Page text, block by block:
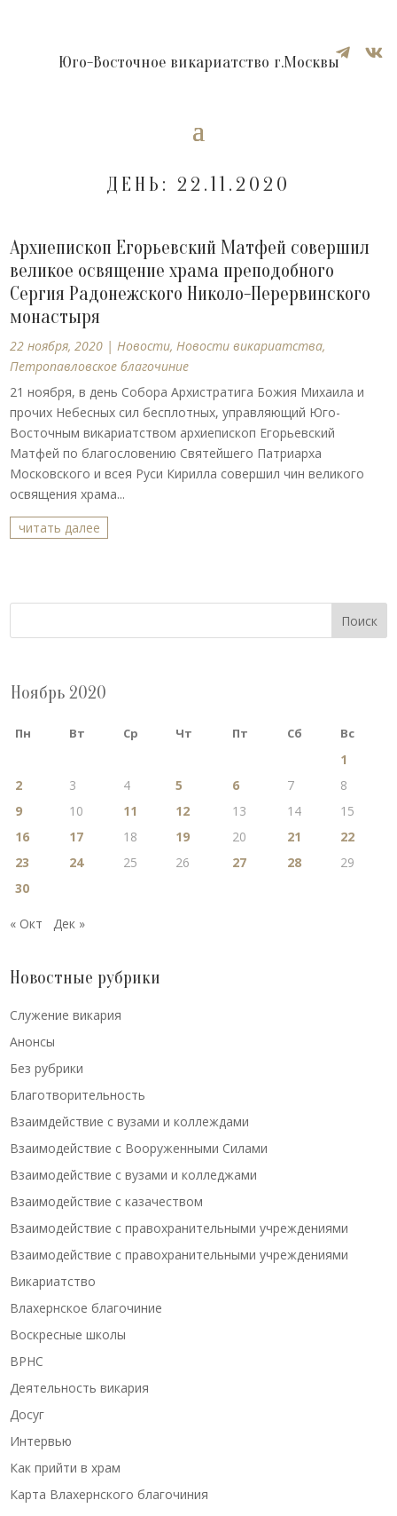
 
Юго-Восточное викариатство г.Москвы
ДЕНЬ: 22.11.2020
Архиепископ Егорьевский Матфей совершил
великое освящение храма преподобного
Сергия Радонежского Николо-Перервинского
монастыря
22 ноября, 2020 |Новости,Новости викариатства,
Петропавловское благочиние
21 ноября, в день Собора Архистратига Божия Михаила и
прочих Небесных сил бесплотных, управляющий Юго-
Восточным викариатством архиепископ Егорьевский
Матфей по благословению Святейшего Патриарха
Московского и всея Руси Кирилла совершил чин великого
освящения храма...
читать далее
Поиск
Ноябрь 2020
Пн Вт Ср Чт Пт Сб Вс
1
2
3 4 5 6 7
8
9
10 11 12 13 14
15
16
17 18 19 20 21
22
23
24 25 26 27 28
29
30
« Окт Дек »
Новостные рубрики
Cлужение викария
Анонсы
Без рубрики
Благотворительность
Взаимдействие с вузами и коллеждами
Взаимодействие с Вооруженными Силами
Взаимодействие с вузами и колледжами
Взаимодействие с казачеством
Взаимодействие с правохранительными учреждениями
Взаимодействие с правохранительными учреждениями
Викариатство
Влахернское благочиние
Воскресные школы
ВРНС
Деятельность викария
Досуг
Интервью
Как прийти в храм
Карта Влахернского благочиния